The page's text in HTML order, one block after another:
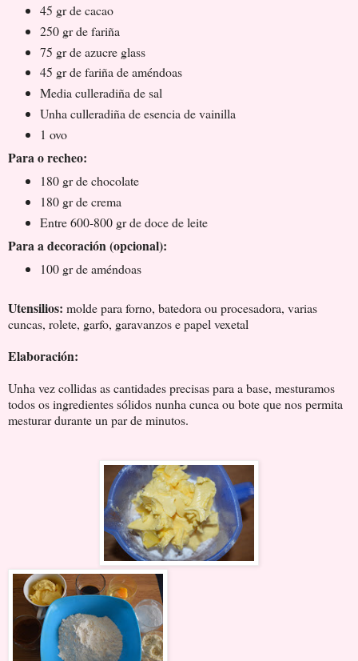
45 gr de cacao
250 gr de fariña
75 gr de azucre glass
45 gr de fariña de améndoas
Media culleradiña de sal
Unha culleradiña de esencia de vainilla
1 ovo
Para o recheo:
180 gr de chocolate
180 gr de crema
Entre 600-800 gr de doce de leite
Para a decoración (opcional):
100 gr de améndoas
Utensilios: molde para forno, batedora ou procesadora, varias
cuncas, rolete, garfo, garavanzos e papel vexetal
Elaboración:
Unha vez collidas as cantidades precisas para a base, mesturamos
todos os ingredientes sólidos nunha cunca ou bote que nos permita
mesturar durante un par de minutos.